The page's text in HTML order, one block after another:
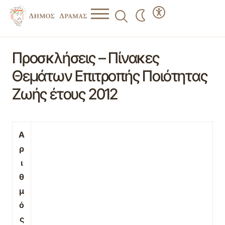
Προσκλήσεις – Πίνακες
Θεμάτων Επιτροπής Ποιότητας
Ζωής έτους 2012
Α
ρ
ι
θ
μ
ό
ς